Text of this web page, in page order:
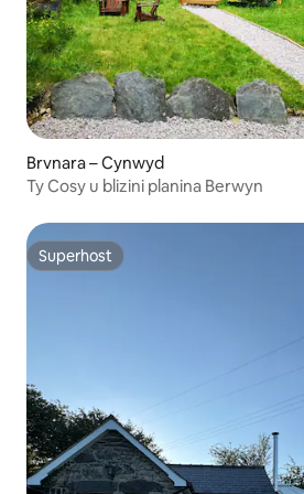
Brvnara – Cynwyd
Ty Cosy u blizini planina Berwyn
Superhost
Superhost